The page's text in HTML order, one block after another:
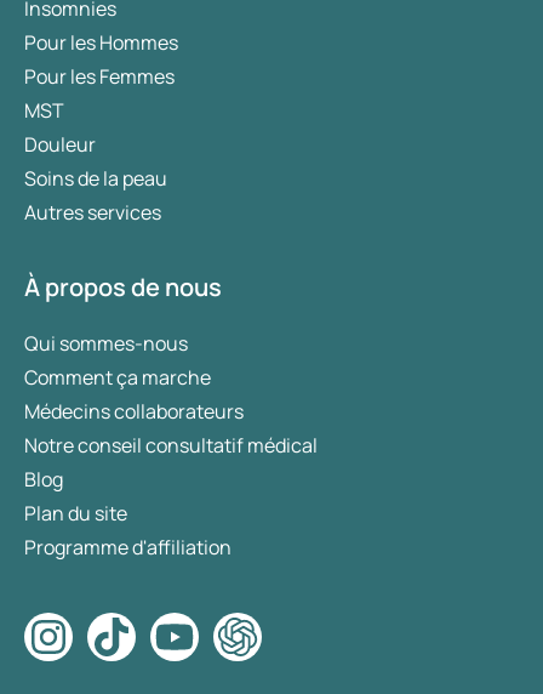
Insomnies
Pour les Hommes
Pour les Femmes
MST
Douleur
Soins de la peau
Autres services
À propos de nous
Qui sommes-nous
Comment ça marche
Médecins collaborateurs
Notre conseil consultatif médical
Blog
Plan du site
Programme d'affiliation